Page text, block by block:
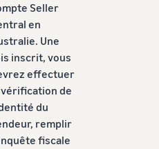
Seller
en
Une
inscrit, vous
effectuer
vérification de
du
remplir
fiscale